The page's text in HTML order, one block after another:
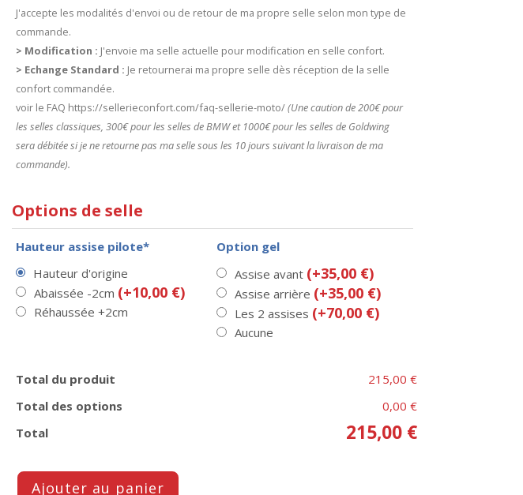
Options de selle
Hauteur assise pilote*
Hauteur d'origine
Abaissée -2cm (+10,00 €)
Réhaussée +2cm
Option gel
Assise avant (+35,00 €)
Assise arrière (+35,00 €)
Les 2 assises (+70,00 €)
Aucune
J'accepte les modalités d'envoi ou de retour de ma propre selle selon mon type de
commande.
> Modification : J'envoie ma selle actuelle pour modification en selle confort.
> Echange Standard : Je retournerai ma propre selle dès réception de la selle
confort commandée.
voir le FAQ https://sellerieconfort.com/faq-sellerie-moto/(Une caution de 200€ pour
les selles classiques, 300€ pour les selles de BMW et 1000€ pour les selles de Goldwing
sera débitée si je ne retourne pas ma selle sous les 10 jours suivant la livraison de ma
commande).
Total du produit
215,00 €
Total des options
0,00 €
Total
215,00 €
Ajouter au panier